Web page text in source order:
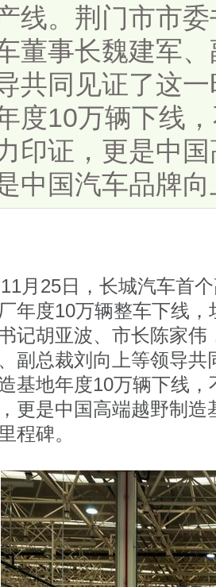
线。荆门市市
董事长魏建军
共同见证了这
度10万辆下线
印证，更是中
中国汽车品牌
11月25日，长城汽车首
年度10万辆整车下线
记胡亚波、市长陈家
副总裁刘向上等领导
基地年度10万辆下线
更是中国高端越野制
程碑。